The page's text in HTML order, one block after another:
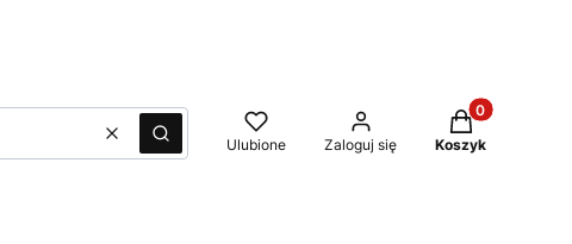
WyczyśćSzukaj Ulubione Zaloguj się
Produkty w
Koszyk